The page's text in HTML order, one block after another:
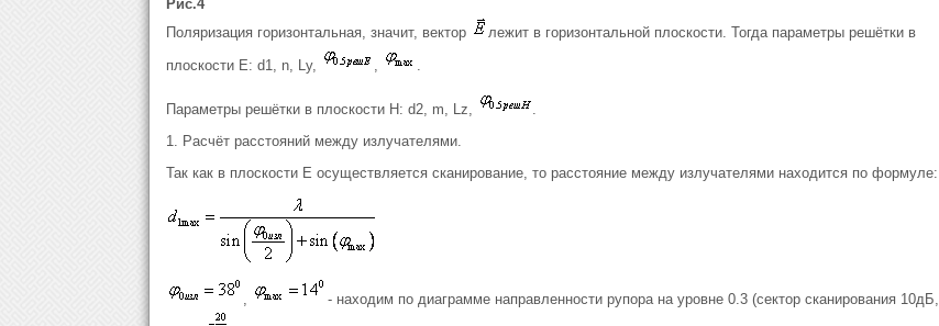
Рис.4
Поляризация горизонтальная, значит, вектор
лежит в горизонтальной плоскости. Тогда параметры решётки в
плоскости Е: d1, n, Ly,
, .
Параметры решётки в плоскости Н: d2, m, Lz,
.
1. Расчёт расстояний между излучателями.
Так как в плоскости Е осуществляется сканирование, то расстояние между излучателями находится по формуле:
, - находим по диаграмме направленности рупора на уровне 0.3 (сектор сканирования 10дБ,